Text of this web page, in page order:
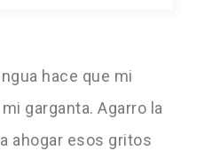
hace que mi
garganta. Agarro la
ahogar esos gritos